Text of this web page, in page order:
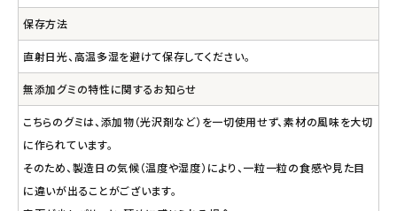
保存方法
直射日光、高温多湿を避けて保存してください。
無添加グミの特性に関するお知らせ
こちらのグミは、添加物（光沢剤など）を一切使用せず、素材の風味を大切
に作られています。
そのため、製造日の気候（温度や湿度）により、一粒一粒の食感や見た目
に違いが出ることがございます。